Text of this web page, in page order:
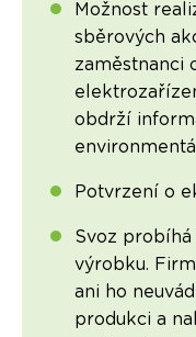
Možnost
sběrových
zaměstnanci
obdrží
Potvrzení o
Svoz
výrobku.
ani ho
produkci a